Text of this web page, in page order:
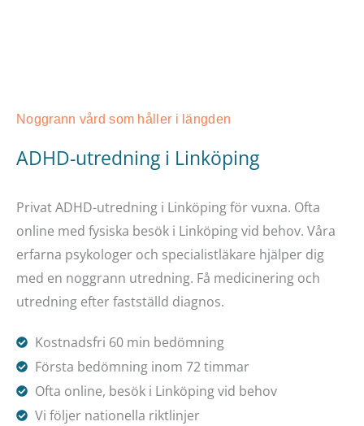
Noggrann vård som håller i längden
ADHD-utredning i Linköping
Privat ADHD-utredning i Linköping för vuxna. Ofta
online med fysiska besök i Linköping vid behov. Våra
erfarna psykologer och specialistläkare hjälper dig
med en noggrann utredning. Få medicinering och
utredning efter fastställd diagnos.
Kostnadsfri 60 min bedömning
Första bedömning inom 72 timmar
Ofta online, besök i Linköping vid behov
Vi följer nationella riktlinjer